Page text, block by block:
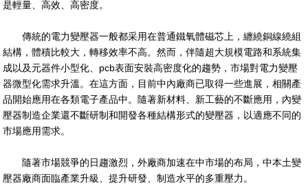
是輕量、高效、高密度。
傳統的電力變壓器一般都采用在普通鐵氧體磁芯上，纏繞銅線繞組
結構，體積比較大，轉移效率不高。然而，伴隨超大規模電路和系統集
成以及元器件小型化、pcb表面安裝高密度化的趨勢，市場對電力變壓
器微型化需求升溫。在這方面，目前中內廠商已取得一些進展，相關產
品開始應用在各類電子產品中。隨著新材料、新工藝的不斷應用，內變
壓器制造企業還不斷研制和開發各種結構形式的變壓器，以適應不同的
市場應用需求。
隨著市場競爭的日趨激烈，外廠商加速在中市場的布局，中本土變
壓器廠商面臨產業升級、提升研發、制造水平的多重壓力。